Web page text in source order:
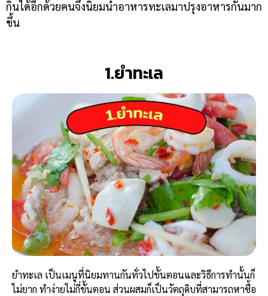
กินได้อีกด้วยคนจึงนิยมนำอาหารทะเลมาปรุงอาหารกันมาก
ขึ้น
1.ยำทะเล
ยำทะเล เป็นเมนูที่นิยมทานกันทั่วไปขั้นตอนและวิธีการทำนั้นก็
ไม่ยาก ทำง่ายไม่กี่ขั้นตอน ส่วนผสมก็เป็นวัตถุดิบที่สามารถหาซื้อ